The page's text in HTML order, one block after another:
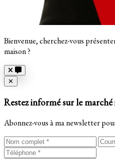
Bienvenue, cherchez-vous
maison ?
Close
✕
Restez informé sur le
Abonnez-vous à ma newsletter